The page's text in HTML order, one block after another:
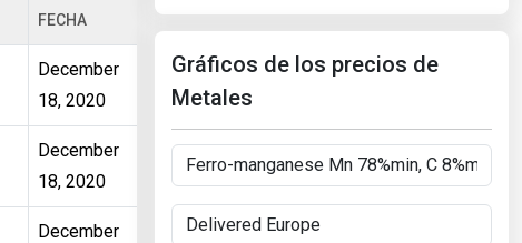
FECHA
December
18, 2020
December
18, 2020
December
Gráficos de los precios de
Metales